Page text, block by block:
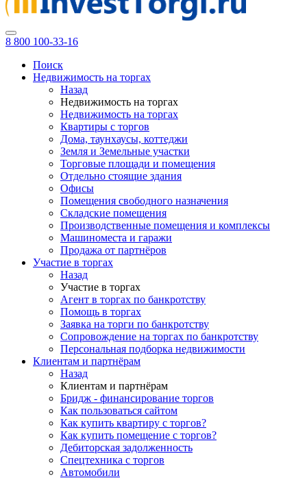
8 800 100-33-16
Поиск
Недвижимость на торгах
Назад
Недвижимость на торгах
Недвижимость на торгах
Квартиры с торгов
Дома, таунхаусы, коттеджи
Земля и Земельные участки
Торговые площади и помещения
Отдельно стоящие здания
Офисы
Помещения свободного назначения
Складские помещения
Производственные помещения и комплексы
Машиноместа и гаражи
Продажа от партнёров
Участие в торгах
Назад
Участие в торгах
Агент в торгах по банкротству
Помощь в торгах
Заявка на торги по банкротству
Сопровождение на торгах по банкротству
Персональная подборка недвижимости
Клиентам и партнёрам
Назад
Клиентам и партнёрам
Бридж - финансирование торгов
Как пользоваться сайтом
Как купить квартиру с торгов?
Как купить помещение с торгов?
Дебиторская задолженность
Спецтехника с торгов
Автомобили